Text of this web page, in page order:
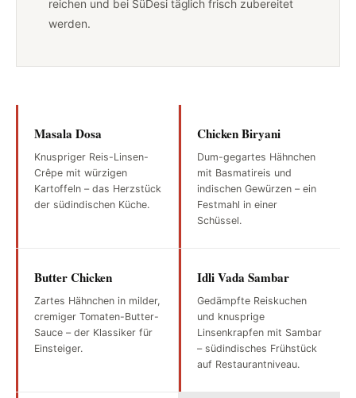
reichen und bei SüDesi täglich frisch zubereitet
werden.
Masala Dosa
Knuspriger Reis-Linsen-
Crêpe mit würzigen
Kartoffeln – das Herzstück
der südindischen Küche.
Chicken Biryani
Dum-gegartes Hähnchen
mit Basmatireis und
indischen Gewürzen – ein
Festmahl in einer
Schüssel.
Butter Chicken
Zartes Hähnchen in milder,
cremiger Tomaten-Butter-
Sauce – der Klassiker für
Einsteiger.
Idli Vada Sambar
Gedämpfte Reiskuchen
und knusprige
Linsenkrapfen mit Sambar
– südindisches Frühstück
auf Restaurantniveau.